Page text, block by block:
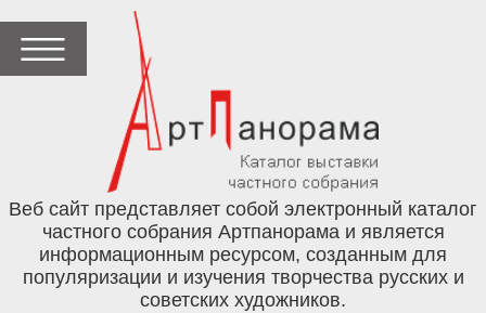
Веб сайт представляет собой электронный каталог
частного собрания Артпанорама и является
информационным ресурсом, созданным для
популяризации и изучения творчества русских и
советских художников.